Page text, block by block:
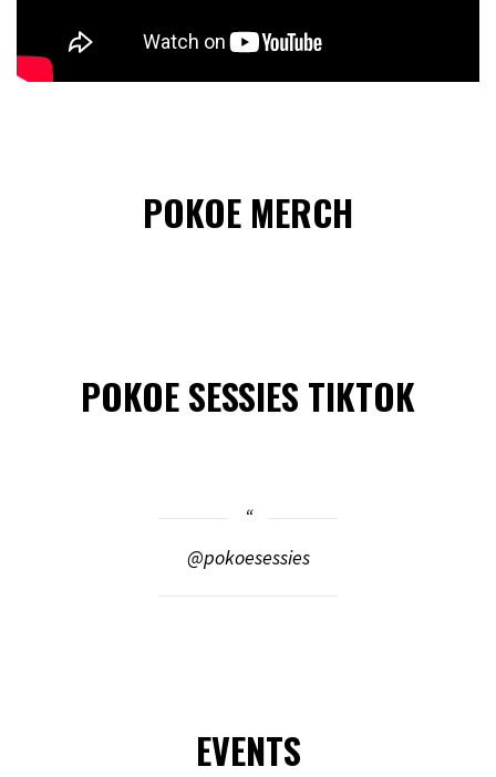
POKOE MERCH
POKOE SESSIES TIKTOK
@pokoesessies
EVENTS